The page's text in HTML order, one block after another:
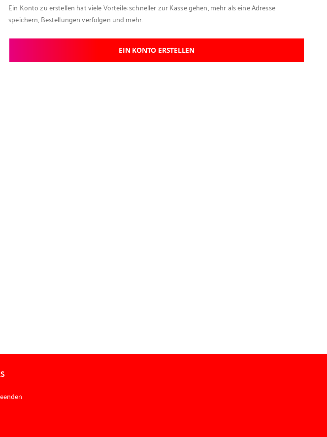
Ein Konto zu erstellen hat viele Vorteile: schneller zur Kasse gehen, mehr als eine Adresse
speichern, Bestellungen verfolgen und mehr.
EIN KONTO ERSTELLEN